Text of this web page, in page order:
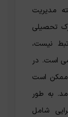
مدیریت
تحصیلی
نیست،
است. در
ممکن است
به طور
شامل